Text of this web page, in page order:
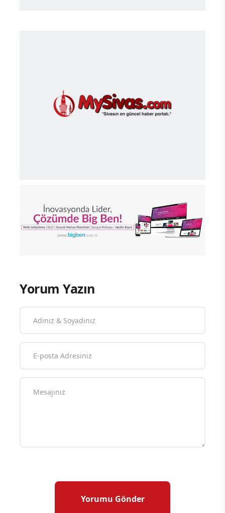
Yorum Yazın